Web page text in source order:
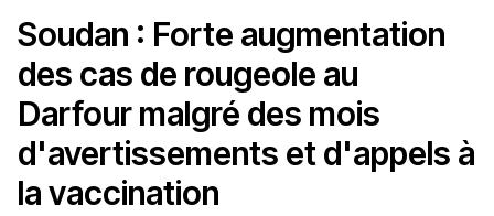
Soudan : Forte augmentation
des cas de rougeole au
Darfour malgré des mois
d'avertissements et d'appels à
la vaccination